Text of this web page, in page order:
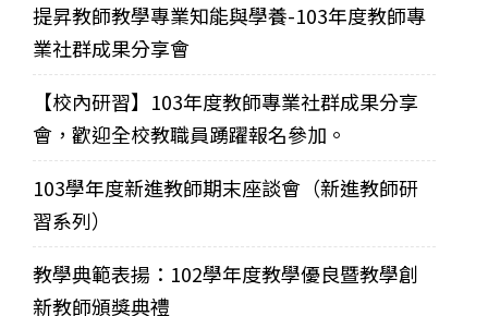
提昇教師教學專業知能與學養-103年度教師專
業社群成果分享會
【校內研習】103年度教師專業社群成果分享
會，歡迎全校教職員踴躍報名參加。
103學年度新進教師期末座談會（新進教師研
習系列）
教學典範表揚：102學年度教學優良暨教學創
新教師頒獎典禮